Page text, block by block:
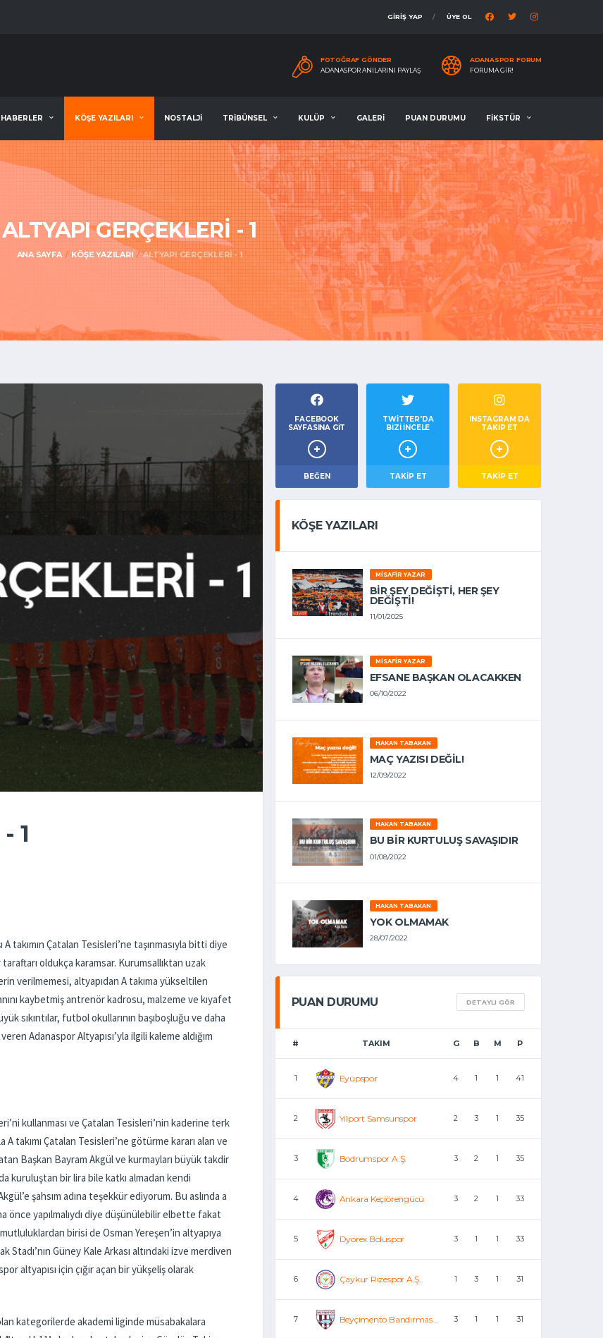
GİRİŞ YAP ÜYE OL
FOTOĞRAF GÖNDER
ADANASPOR ANILARINI PAYLAŞ
ADANASPOR FORUM
FORUMA GIR!
HABERLER KÖŞE YAZILARI NOSTALJİ TRİBÜNSEL KULÜP GALERİ PUAN DURUMU FİKSTÜR
ALTYAPI GERÇEKLERİ - 1
ANA SAYFA KÖŞE YAZILARI ALTYAPI GERÇEKLERİ - 1
1
takımın Çatalan Tesisleri’ne taşınmasıyla bitti diye
oldukça karamsar. Kurumsallıktan uzak
verilmemesi, altyapıdan A takıma yükseltilen
kaybetmiş antrenör kadrosu, malzeme ve kıyafet
sıkıntılar, futbol okullarının başıboşluğu ve daha
Adanaspor Altyapısı’yla ilgili kaleme aldığım
kullanması ve Çatalan Tesisleri’nin kaderine terk
takımı Çatalan Tesisleri’ne götürme kararı alan ve
Başkan Bayram Akgül ve kurmayları büyük takdir
kuruluştan bir lira bile katkı almadan kendi
şahsım adına teşekkür ediyorum. Bu aslında a
önce yapılmalıydı diye düşünülebilir elbette fakat
birisi de Osman Yereşen’in altyapıya
Güney Kale Arkası altındaki izve merdiven
altyapısı için çığır açan bir yükşeliş olarak
kategorilerde akademi liginde müsabakalara
FACEBOOK
SAYFASINA GIT
BEĞEN
TWITTER'DA
BIZI İNCELE
TAKIP ET
INSTAGRAM DA
TAKİP ET
TAKİP ET
KÖŞE YAZILARI
MISAFIR YAZAR
BIR ŞEY DEĞIŞTI, HER ŞEY
DEĞIŞTI!
11/01/2025
MISAFIR YAZAR
EFSANE BAŞKAN OLACAKKEN
06/10/2022
HAKAN TABAKAN
MAÇ YAZISI DEĞİL!
12/09/2022
HAKAN TABAKAN
BU BİR KURTULUŞ SAVAŞIDIR
01/08/2022
HAKAN TABAKAN
YOK OLMAMAK
28/07/2022
PUAN DURUMU DETAYLI GÖR
# TAKIM G B M P
1 Eyüpspor 4 1 1 41
2 Yılport Samsunspor 2 3 1 35
3 Bodrumspor A.Ş. 3 2 1 35
4 Ankara Keçiörengücü 3 2 1 33
5 Dyorex Boluspor 3 1 1 33
6 Çaykur Rizespor A.Ş. 1 3 1 31
7 Beyçimento Bandırmas... 3 1 1 31